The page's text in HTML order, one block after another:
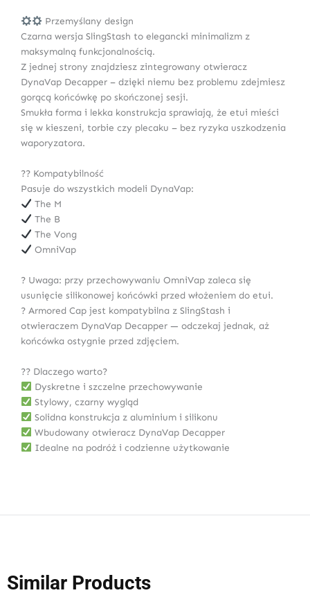
Przemyślany design
Czarna wersja SlingStash to elegancki minimalizm z
maksymalną funkcjonalnością.
Z jednej strony znajdziesz zintegrowany otwieracz
DynaVap Decapper – dzięki niemu bez problemu zdejmiesz
gorącą końcówkę po skończonej sesji.
Smukła forma i lekka konstrukcja sprawiają, że etui mieści
się w kieszeni, torbie czy plecaku – bez ryzyka uszkodzenia
waporyzatora.
?? Kompatybilność
Pasuje do wszystkich modeli DynaVap:
The M
The B
The Vong
OmniVap
? Uwaga: przy przechowywaniu OmniVap zaleca się
usunięcie silikonowej końcówki przed włożeniem do etui.
? Armored Cap jest kompatybilna z SlingStash i
otwieraczem DynaVap Decapper — odczekaj jednak, aż
końcówka ostygnie przed zdjęciem.
?? Dlaczego warto?
Dyskretne i szczelne przechowywanie
Stylowy, czarny wygląd
Solidna konstrukcja z aluminium i silikonu
Wbudowany otwieracz DynaVap Decapper
Idealne na podróż i codzienne użytkowanie
Similar Products